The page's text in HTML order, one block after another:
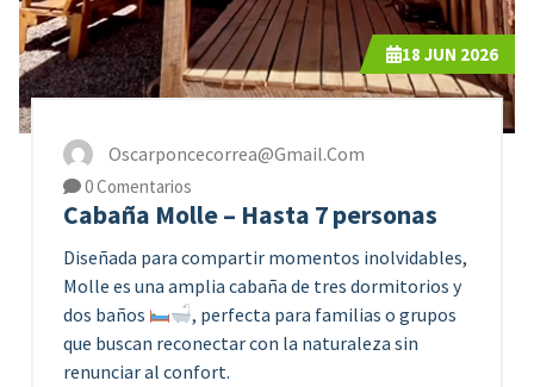
18 JUN 2026
Oscarponcecorrea@gmail.com
0 Comentarios
Cabaña Molle – Hasta 7 personas
Diseñada para compartir momentos inolvidables,
Molle es una amplia cabaña de tres dormitorios y
dos baños
, perfecta para familias o grupos
que buscan reconectar con la naturaleza sin
renunciar al confort.